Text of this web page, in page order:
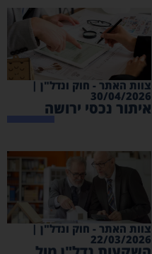
צוות האתר - חוק ונדל"ן |
30/04/2026
איתור נכסי ירושה
צוות האתר - חוק ונדל"ן |
22/03/2026